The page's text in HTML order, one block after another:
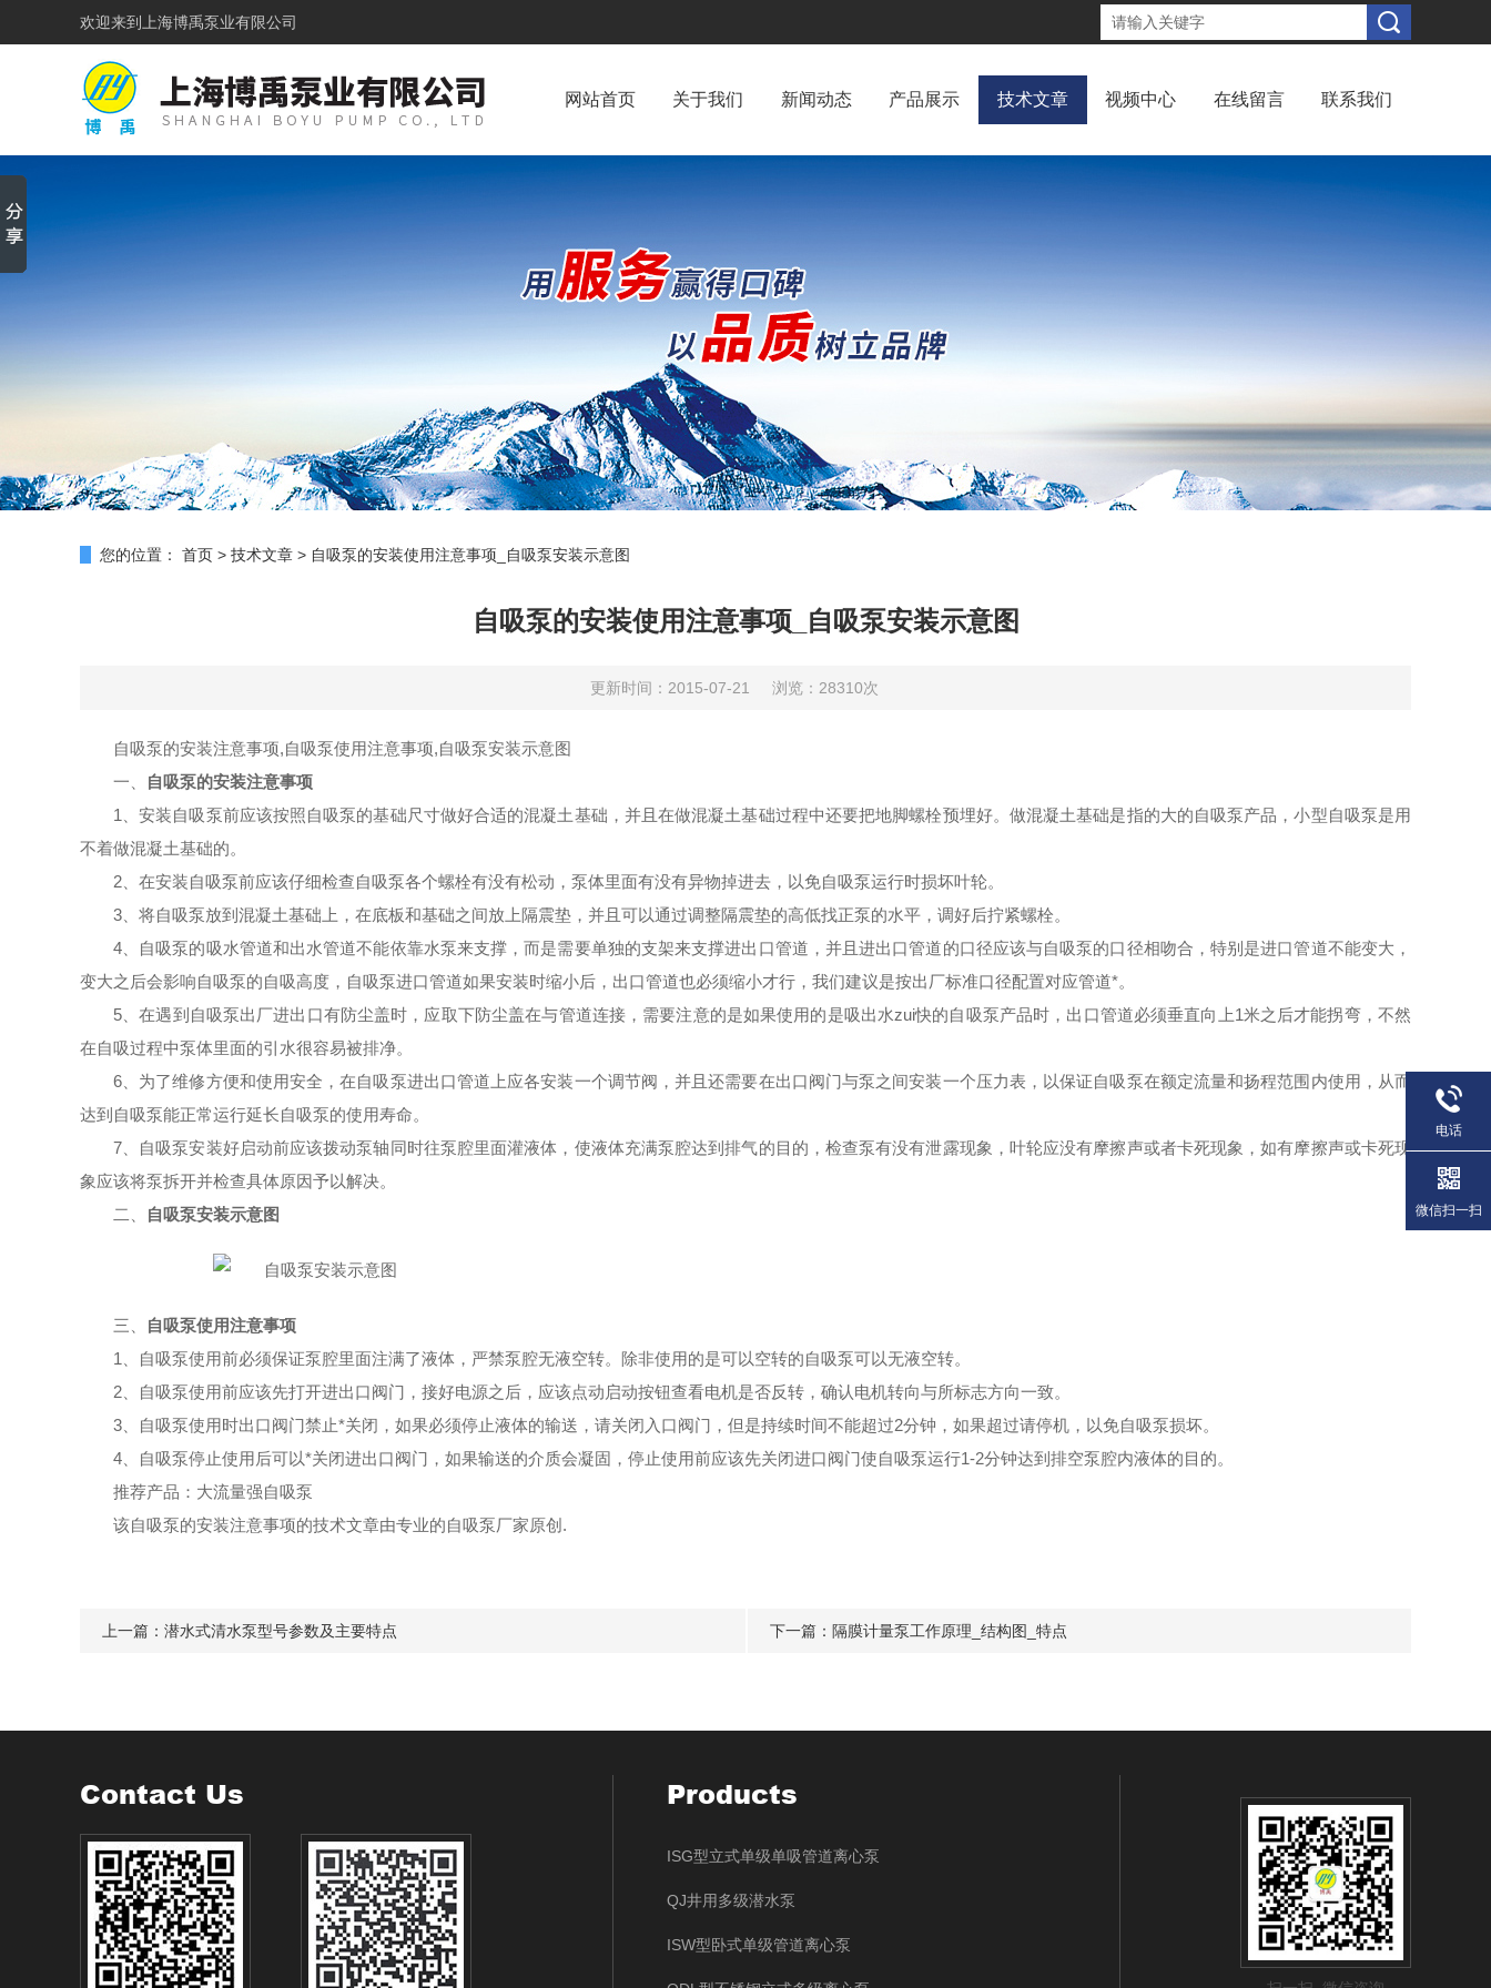
欢迎来到 上海博禹泵业有限公司
网站首页 关于我们 新闻动态 产品展示 技术文章 视频中心 在线留言 联系我们
您的位置： 首页 > 技术文章 > 自吸泵的安装使用注意事项_自吸泵安装示意图
自吸泵的安装使用注意事项_自吸泵安装示意图
更新时间：2015-07-21 浏览：28310次
自吸泵的安装注意事项,自吸泵使用注意事项,自吸泵安装示意图
一、
自吸泵的安装注意事项
1、安装自吸泵前应该按照自吸泵的基础尺寸做好合适的混凝土基础，并且在做混凝土基础过程中还要把地脚螺栓预埋好。做混凝土基础是指的大的自吸泵产品，小型自吸泵是用
不着做混凝土基础的。
2、在安装自吸泵前应该仔细检查自吸泵各个螺栓有没有松动，泵体里面有没有异物掉进去，以免自吸泵运行时损坏叶轮。
3、将自吸泵放到混凝土基础上，在底板和基础之间放上隔震垫，并且可以通过调整隔震垫的高低找正泵的水平，调好后拧紧螺栓。
4、自吸泵的吸水管道和出水管道不能依靠水泵来支撑，而是需要单独的支架来支撑进出口管道，并且进出口管道的口径应该与自吸泵的口径相吻合，特别是进口管道不能变大，
变大之后会影响自吸泵的自吸高度，自吸泵进口管道如果安装时缩小后，出口管道也必须缩小才行，我们建议是按出厂标准口径配置对应管道*。
5、在遇到自吸泵出厂进出口有防尘盖时，应取下防尘盖在与管道连接，需要注意的是如果使用的是吸出水zui快的自吸泵产品时，出口管道必须垂直向上1米之后才能拐弯，不然
在自吸过程中泵体里面的引水很容易被排净。
6、为了维修方便和使用安全，在自吸泵进出口管道上应各安装一个调节阀，并且还需要在出口阀门与泵之间安装一个压力表，以保证自吸泵在额定流量和扬程范围内使用，从而
达到自吸泵能正常运行延长自吸泵的使用寿命。
7、自吸泵安装好启动前应该拨动泵轴同时往泵腔里面灌液体，使液体充满泵腔达到排气的目的，检查泵有没有泄露现象，叶轮应没有摩擦声或者卡死现象，如有摩擦声或卡死现
象应该将泵拆开并检查具体原因予以解决。
二、
自吸泵安装示意图
三、
自吸泵使用注意事项
1、自吸泵使用前必须保证泵腔里面注满了液体，严禁泵腔无液空转。除非使用的是可以空转的自吸泵可以无液空转。
2、自吸泵使用前应该先打开进出口阀门，接好电源之后，应该点动启动按钮查看电机是否反转，确认电机转向与所标志方向一致。
3、自吸泵使用时出口阀门禁止*关闭，如果必须停止液体的输送，请关闭入口阀门，但是持续时间不能超过2分钟，如果超过请停机，以免自吸泵损坏。
4、自吸泵停止使用后可以*关闭进出口阀门，如果输送的介质会凝固，停止使用前应该先关闭进口阀门使自吸泵运行1-2分钟达到排空泵腔内液体的目的。
推荐产品： 大流量强自吸泵
该自吸泵的安装注意事项的技术文章由专业的自吸泵厂家原创.
上一篇： 潜水式清水泵型号参数及主要特点 下一篇： 隔膜计量泵工作原理_结构图_特点
Contact Us Products
ISG型立式单级单吸管道离心泵
QJ井用多级潜水泵
ISW型卧式单级管道离心泵
电话
微信扫一扫